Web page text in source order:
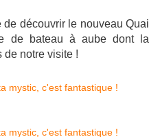
découvrir le nouveau Quai
de bateau à aube dont la
de notre visite !